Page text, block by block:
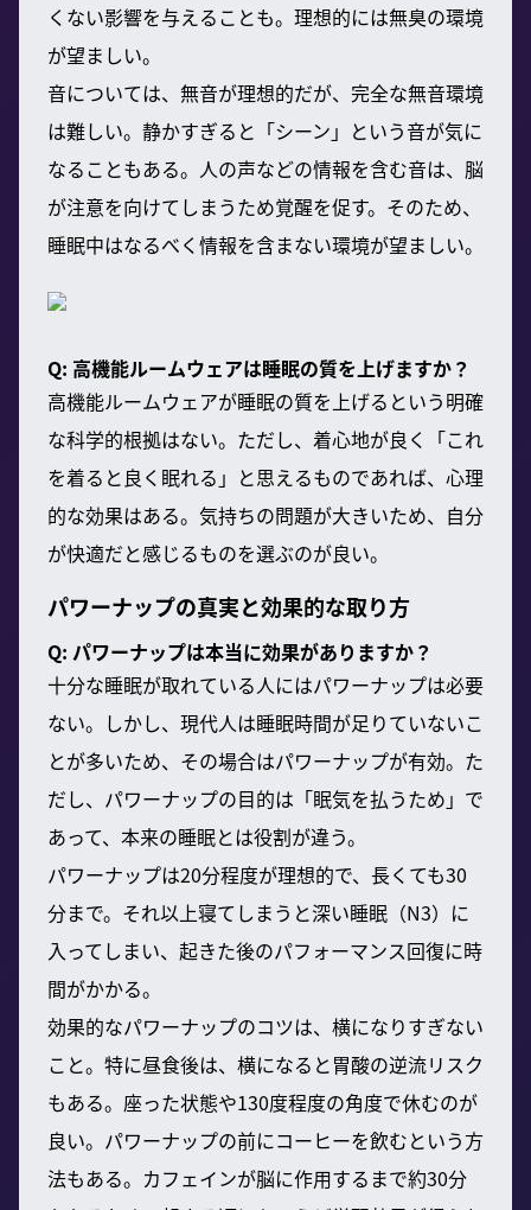
くない影響を与えることも。理想的には無臭の環境
が望ましい。
音については、無音が理想的だが、完全な無音環境
は難しい。静かすぎると「シーン」という音が気に
なることもある。人の声などの情報を含む音は、脳
が注意を向けてしまうため覚醒を促す。そのため、
睡眠中はなるべく情報を含まない環境が望ましい。
Q: 高機能ルームウェアは睡眠の質を上げますか？
高機能ルームウェアが睡眠の質を上げるという明確
な科学的根拠はない。ただし、着心地が良く「これ
を着ると良く眠れる」と思えるものであれば、心理
的な効果はある。気持ちの問題が大きいため、自分
が快適だと感じるものを選ぶのが良い。
パワーナップの真実と効果的な取り方
Q: パワーナップは本当に効果がありますか？
十分な睡眠が取れている人にはパワーナップは必要
ない。しかし、現代人は睡眠時間が足りていないこ
とが多いため、その場合はパワーナップが有効。た
だし、パワーナップの目的は「眠気を払うため」で
あって、本来の睡眠とは役割が違う。
パワーナップは20分程度が理想的で、長くても30
分まで。それ以上寝てしまうと深い睡眠（N3）に
入ってしまい、起きた後のパフォーマンス回復に時
間がかかる。
効果的なパワーナップのコツは、横になりすぎない
こと。特に昼食後は、横になると胃酸の逆流リスク
もある。座った状態や130度程度の角度で休むのが
良い。パワーナップの前にコーヒーを飲むという方
法もある。カフェインが脳に作用するまで約30分